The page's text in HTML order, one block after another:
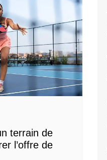
terrain de
l’offre de